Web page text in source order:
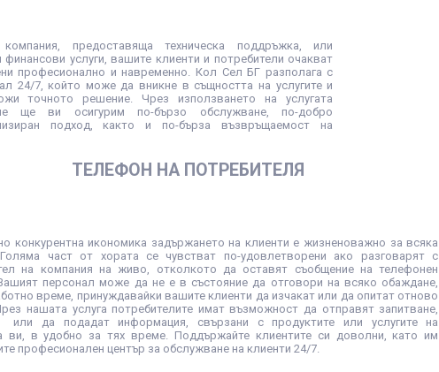
предоставяща техническа поддръжка, или
услуги, вашите клиенти и потребители очакват
професионално и навременно. Кол Сел БГ разполага с
24/7, който може да вникне в същността на услугите и
точното решение. Чрез използването на услугата
ще ви осигурим по-бързо обслужване, по-добро
подход, както и по-бърза възвръщаемост на
ТЕЛЕФОН НА ПОТРЕБИТЕЛЯ
конкурентна икономика задържането на клиенти е жизненоважно за всяка
част от хората се чувстват по-удовлетворени ако разговарят с
на компания на живо, отколкото да оставят съобщение на телефонен
персонал може да не е в състояние да отговори на всяко обаждане,
време, принуждавайки вашите клиенти да изчакат или да опитат отново
нашата услуга потребителите имат възможност да отправят запитване,
или да подадат информация, свързани с продуктите или услугите на
ви, в удобно за тях време. Поддържайте клиентите си доволни, като им
професионален център за обслужване на клиенти 24/7.